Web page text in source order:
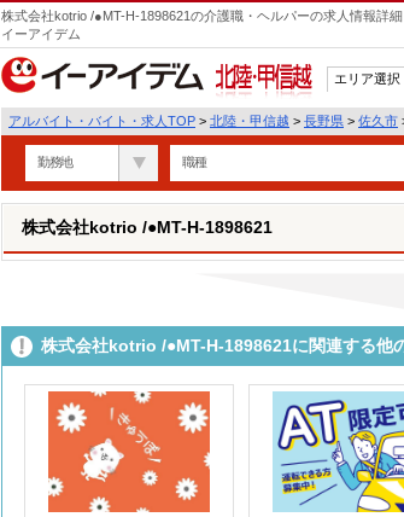
株式会社kotrio /●MT-H-1898621の介護職・ヘルパーの求人情報詳
イーアイデム
北陸・甲信越
エリア選択
アルバイト・バイト・求人TOP > 北陸・甲信越 > 長野県 > 佐久市
勤務地 職種
株式会社kotrio /●MT-H-1898621
株式会社kotrio /●MT-H-1898621に関連する他